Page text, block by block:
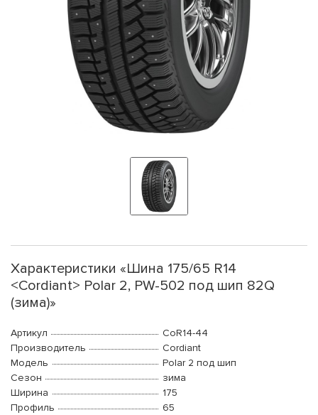
Характеристики «Шина 175/65 R14
<Cordiant> Polar 2, PW-502 под шип 82Q
(зима)»
Артикул
CoR14-44
Производитель
Cordiant
Модель
Polar 2 под шип
Сезон
зима
Ширина
175
Профиль
65